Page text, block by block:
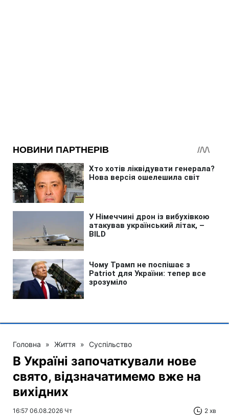
Головна » Життя » Суспільство
В Україні започаткували нове
свято, відзначатимемо вже на
вихідних
16:57 06.08.2026 Чт 2 хв